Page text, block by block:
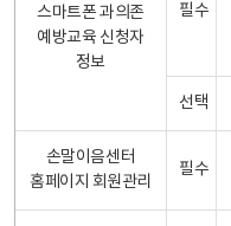
스마트폰 과의존
예방교육 신청자
정보
필수
선택
손말이음센터
홈페이지 회원관리
필수